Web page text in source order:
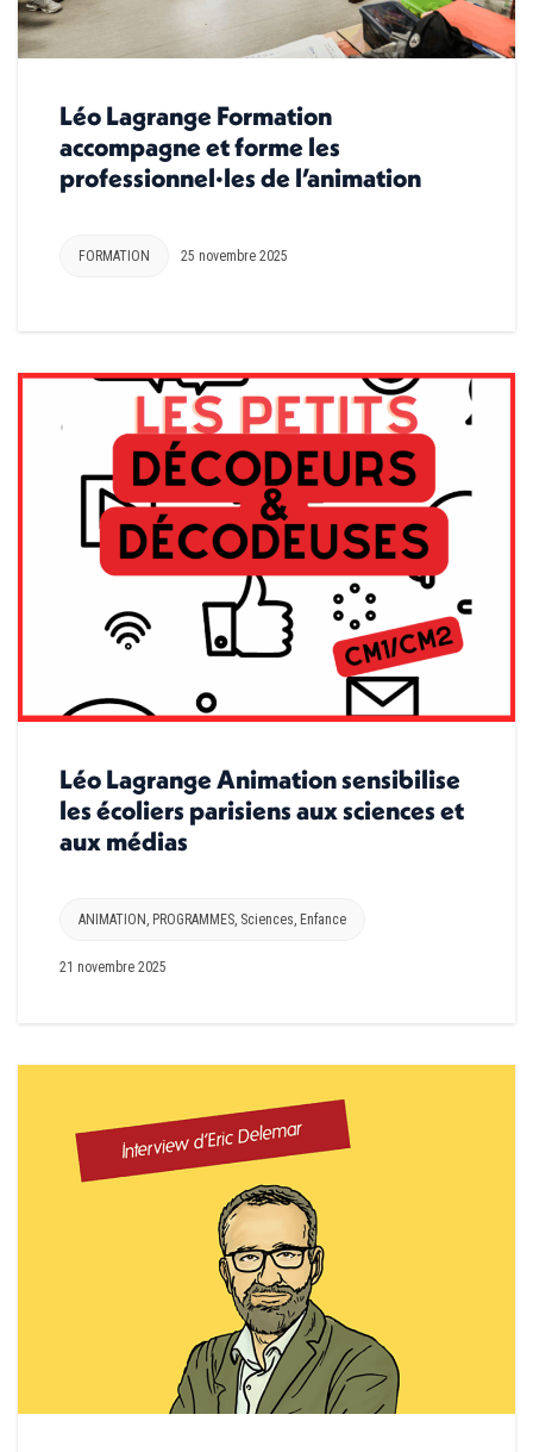
Léo Lagrange Formation
accompagne et forme les
professionnel·les de l’animation
FORMATION 25 novembre 2025
Léo Lagrange Animation sensibilise
les écoliers parisiens aux sciences et
aux médias
ANIMATION, PROGRAMMES, Sciences, Enfance
21 novembre 2025